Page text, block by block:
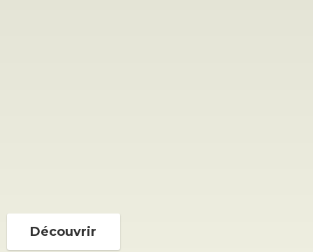
Découvrir